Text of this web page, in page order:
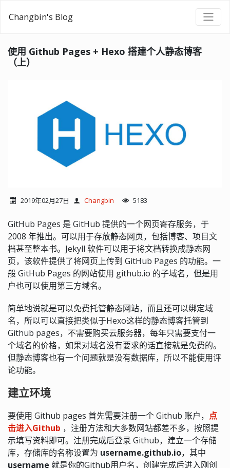
Changbin's Blog
使用 Github Pages + Hexo 搭建个人静态博客
（上）
2019年02月27日 Changbin 5183
GitHub Pages 是 GitHub 提供的一个网页寄存服务，于
2008 年推出。可以用于存放静态网页，包括博客、项目文
档甚至整本书。Jekyll 软件可以用于将文档转换成静态网
页，该软件提供了将网页上传到 GitHub Pages 的功能。一
般 GitHub Pages 的网站使用 github.io 的子域名，但是用
户也可以使用第三方域名。
简单地说就是可以免费托管静态网站，而且还可以绑定域
名，所以可以直接把类似于Hexo这样的静态博客托管到
Github pages，不需要购买云服务器，每年只需要支付一
个域名的价格，如果对域名没有要求的话直接就是免费的。
但静态博客也有一个问题就是没有数据库，所以不能使用评
论功能。
建立环境
要使用 Github pages 首先需要注册一个 Github 账户， 点
击进入Github ，注册方法和大多数网站都差不多，按照提
示填写资料即可。注册完成后登录 Github，建立一个存储
库，存储库的名称设置为 username.github.io，其中
username 就是你的Github用户名，创建完成后进入刚创